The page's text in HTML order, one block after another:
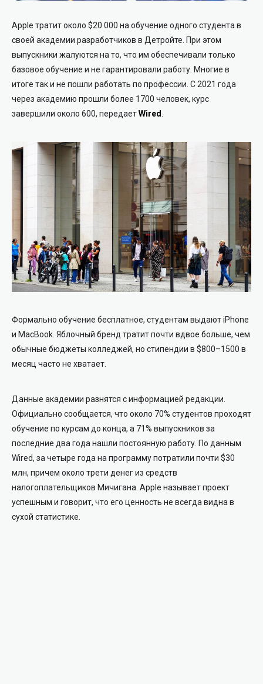
Apple тратит около $20 000 на обучение одного студента в
своей академии разработчиков в Детройте. При этом
выпускники жалуются на то, что им обеспечивали только
базовое обучение и не гарантировали работу. Многие в
итоге так и не пошли работать по профессии. С 2021 года
через академию прошли более 1700 человек, курс
завершили около 600, передаетWired
Формально обучение бесплатное, студентам выдают iPhone
и MacBook. Яблочный бренд тратит почти вдвое больше, чем
обычные бюджеты колледжей, но стипендии в $800–1500 в
месяц часто не хватает.
Данные академии разнятся с информацией редакции.
Официально сообщается, что около 70% студентов проходят
обучение по курсам до конца, а 71% выпускников за
последние два года нашли постоянную работу. По данным
Wired, за четыре года на программу потратили почти $30
млн, причем около трети денег из средств
налогоплательщиков Мичигана. Apple называет проект
успешным и говорит, что его ценность не всегда видна в
сухой статистике.